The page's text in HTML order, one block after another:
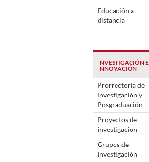
Educación a
distancia
INVESTIGACIÓN E
INNOVACIÓN
Prorrectoría de
Investigación y
Posgraduación
Proyectos de
investigación
Grupos de
investigación